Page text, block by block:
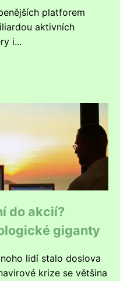
platforem
aktivních
i...
do akcií?
giganty
lidí stalo doslova
krize se většina